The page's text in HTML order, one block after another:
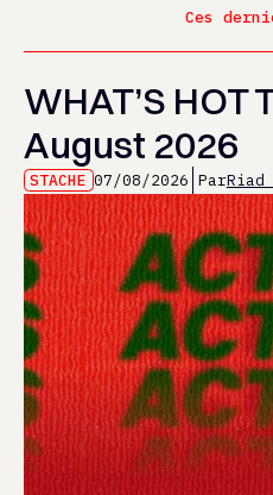
Ces
WHAT’S HOT
August 2026
STACHE 07/08/2026 ParRiad